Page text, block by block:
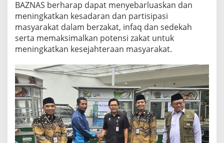
BAZNAS berharap dapat menyebarluaskan dan
meningkatkan kesadaran dan partisipasi
masyarakat dalam berzakat, infaq dan sedekah
serta memaksimalkan potensi zakat untuk
meningkatkan kesejahteraan masyarakat.